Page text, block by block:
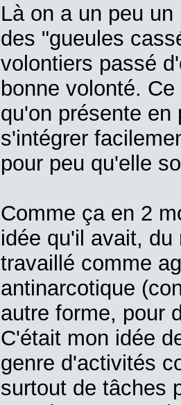
Là on a un peu
des "gueules
volontiers passé
bonne volonté.
qu'on présente
s'intégrer
pour peu qu'elle
Comme ça en 2
idée qu'il avait,
travaillé comme
antinarcotique
autre forme, pour
C'était mon idée
genre d'activités
surtout de tâches